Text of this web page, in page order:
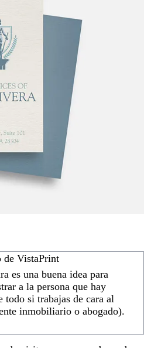
de VistaPrint
es una buena idea para
a la persona que hay
todo si trabajas de cara al
inmobiliario o abogado).